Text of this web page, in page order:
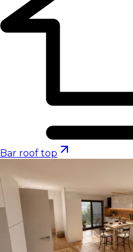
Bar roof top